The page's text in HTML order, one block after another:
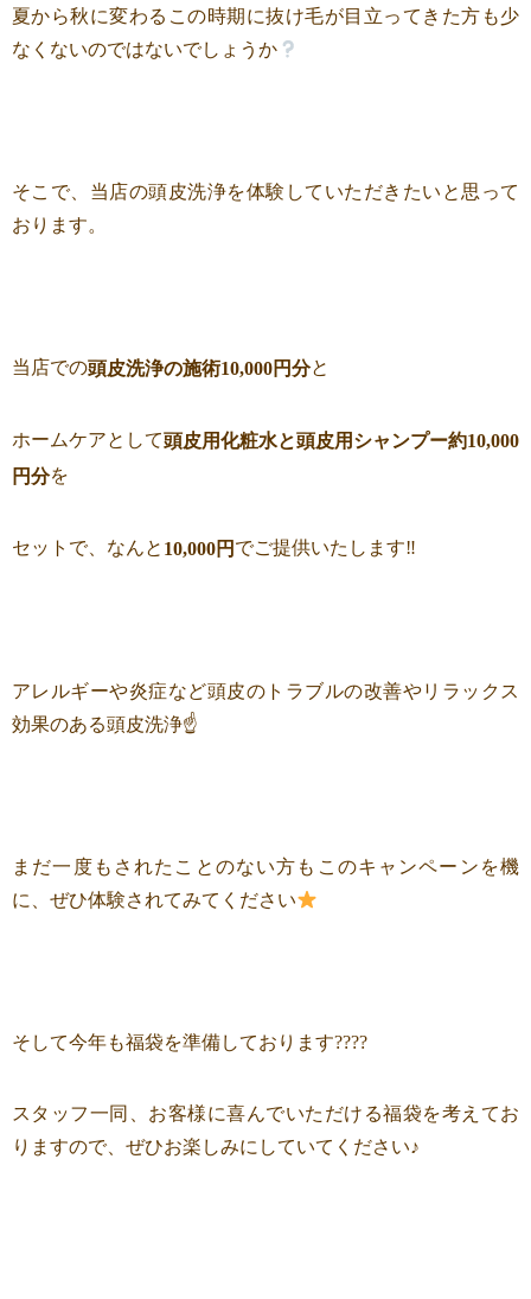
夏から秋に変わるこの時期に抜け毛が目立ってきた方も少
なくないのではないでしょうか
そこで、当店の頭皮洗浄を体験していただきたいと思って
おります。
当店での頭皮洗浄の施術10,000円分と
ホームケアとして頭皮用化粧水と頭皮用シャンプー約10,000
円分を
セットで、なんと 10,000円 でご提供いたします‼
アレルギーや炎症など頭皮のトラブルの改善やリラックス
効果のある頭皮洗浄☝
まだ一度もされたことのない方もこのキャンペーンを機
に、ぜひ体験されてみてください
そして今年も福袋を準備しております????
スタッフ一同、お客様に喜んでいただける福袋を考えてお
りますので、ぜひお楽しみにしていてください♪